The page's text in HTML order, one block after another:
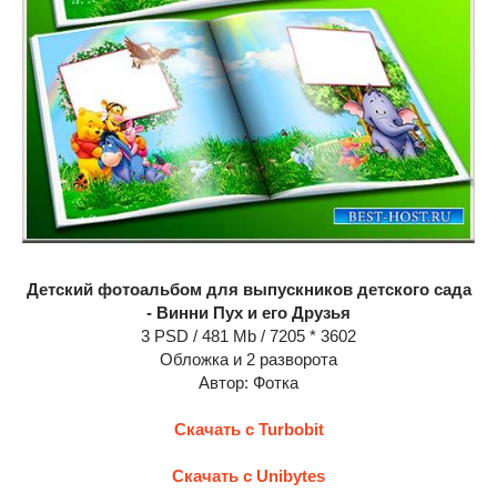
Детский фотоальбом для выпускников детского сада
- Винни Пух и его Друзья
3 PSD / 481 Mb / 7205 * 3602
Обложка и 2 разворота
Автор: Фотка
Скачать с Turbobit
Скачать с Unibytes